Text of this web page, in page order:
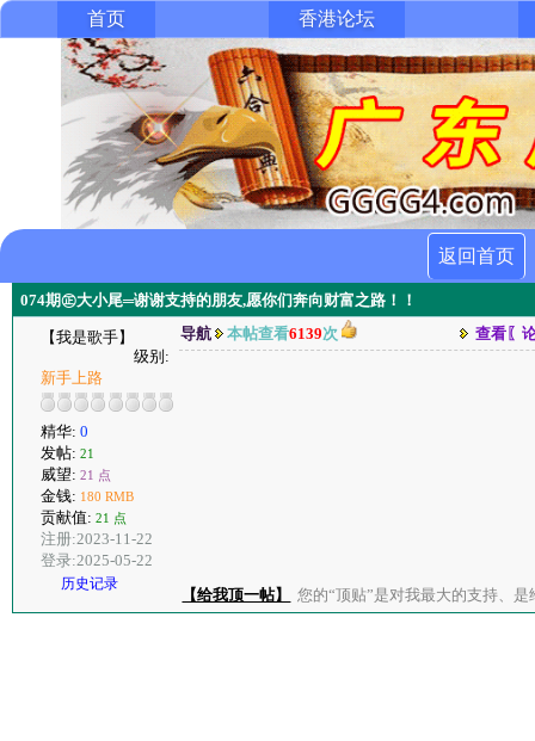
首页 香港论坛
返回首页
074期㊣大小尾═谢谢支持的朋友,愿你们奔向财富之路！！
【我是歌手】
级别:
新手上路
精华: 0
发帖: 21
威望: 21 点
金钱: 180 RMB
贡献值: 21 点
注册:2023-11-22
登录:2025-05-22
历史记录
导航 本帖查看6139次 查看〖
【给我顶一帖】 您的“顶贴”是对我最大的支持、